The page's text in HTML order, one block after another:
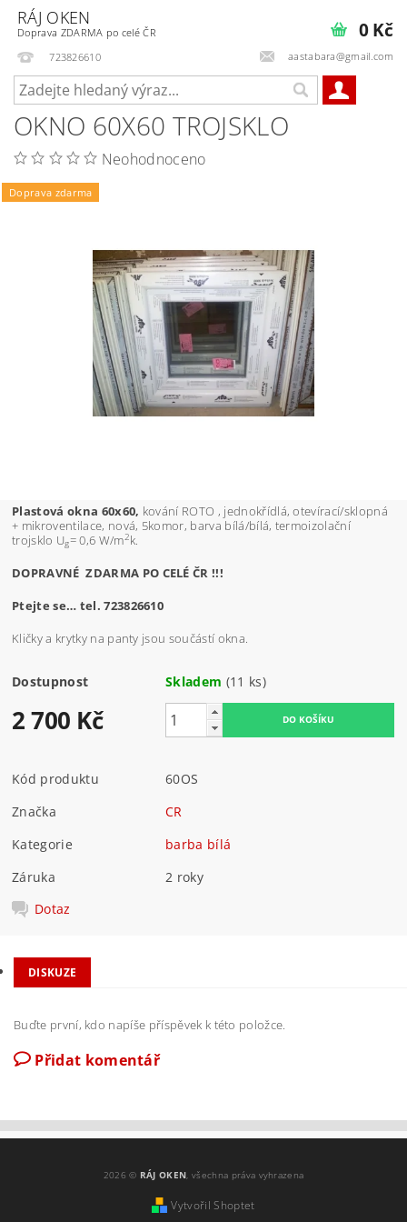
RÁJ OKEN
Doprava ZDARMA po celé ČR
723826610
aastabara@gmail.com
0 Kč
OKNO 60X60 TROJSKLO
Neohodnoceno
Doprava zdarma
Plastová okna 60x60, kování ROTO , jednokřídlá, otevírací/sklopná
+ mikroventilace, nová, 5komor, barva bílá/bílá, termoizolační
trojsklo Ug= 0,6 W/m2k.
DOPRAVNÉ ZDARMA PO CELÉ ČR !!!
Ptejte se… tel. 723826610
Kličky a krytky na panty jsou součástí okna.
Dostupnost Skladem (11 ks)
2 700 Kč
Kód produktu
60OS
Značka
CR
Kategorie
barba bílá
Záruka
2 roky
Dotaz
DISKUZE
Buďte první, kdo napíše příspěvek k této položce.
Přidat komentář
2026 © RÁJ OKEN , všechna práva vyhrazena
Vytvořil Shoptet